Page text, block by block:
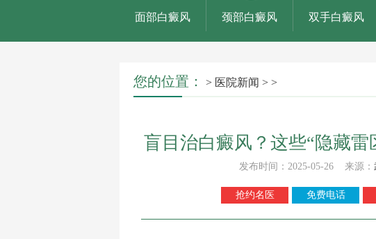
面部白癜风 颈部白癜风 双手白癜风
您的位置： > 医院新闻 > >
盲目治白癜风？这些“隐藏
发布时间：2025-05-26 来源：
抢约名医 免费电话